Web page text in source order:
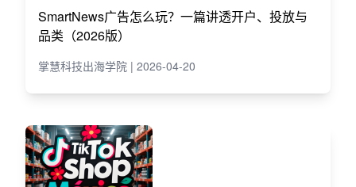
SmartNews广告怎么玩？一篇讲透开户、投放与
品类（2026版）
掌慧科技出海学院 | 2026-04-20